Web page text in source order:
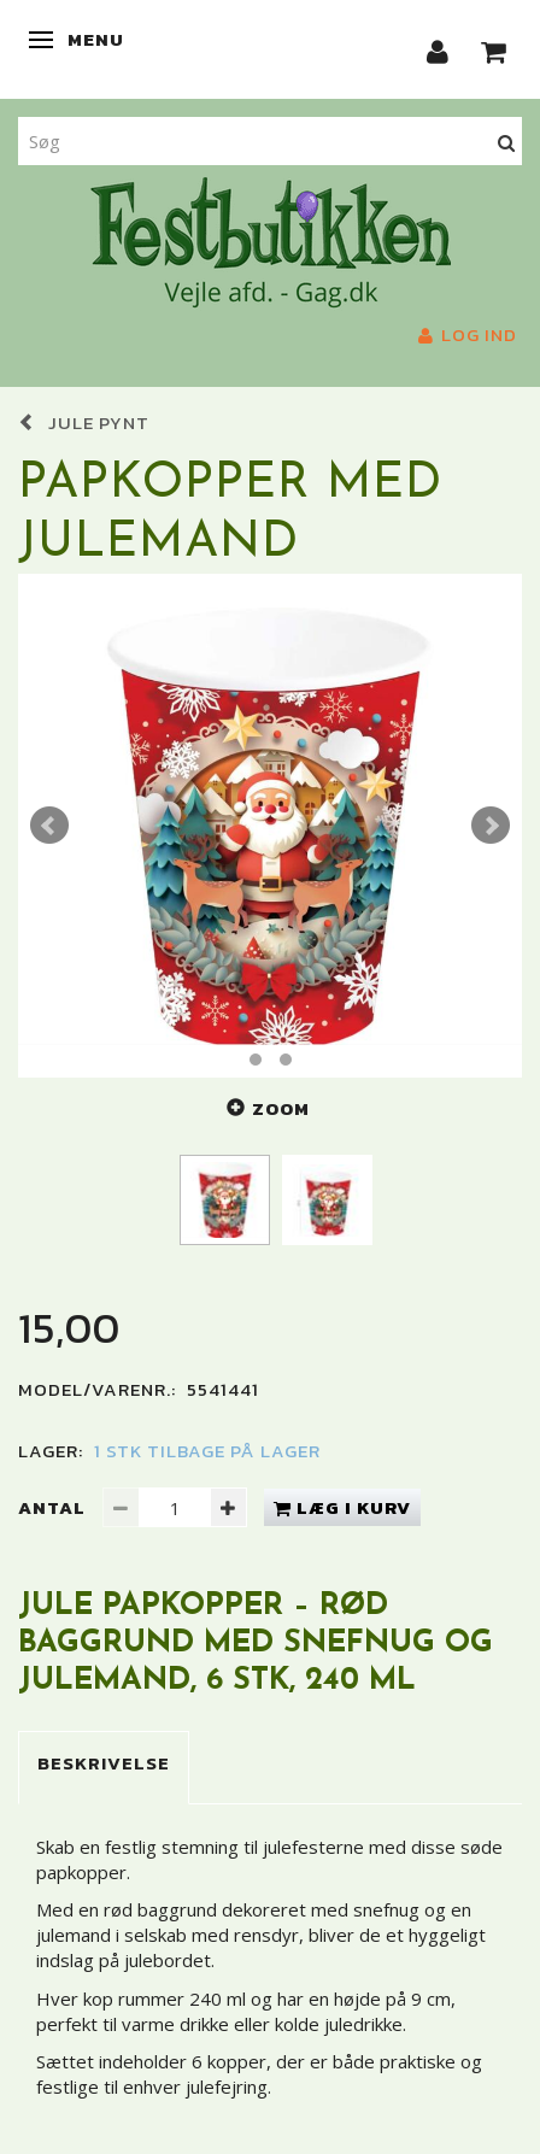
SKIFTE NAVIGATION
MENU
LOG IND
JULE PYNT
PAPKOPPER MED
JULEMAND
ZOOM
15,00
MODEL/VARENR.: 5541441
LAGER: 1 STK TILBAGE PÅ LAGER
ANTAL LÆG I KURV
JULE PAPKOPPER – RØD
BAGGRUND MED SNEFNUG OG
JULEMAND, 6 STK, 240 ML
BESKRIVELSE
Skab en festlig stemning til julefesterne med disse søde
papkopper.
Med en rød baggrund dekoreret med snefnug og en
julemand i selskab med rensdyr, bliver de et hyggeligt
indslag på julebordet.
Hver kop rummer 240 ml og har en højde på 9 cm,
perfekt til varme drikke eller kolde juledrikke.
Sættet indeholder 6 kopper, der er både praktiske og
festlige til enhver julefejring.